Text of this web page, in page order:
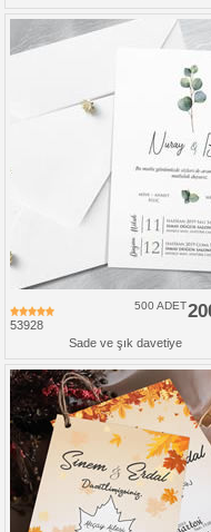
53928
500 ADET
Sade ve şık davetiye